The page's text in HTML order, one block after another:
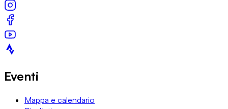
Eventi
Mappa e calendario